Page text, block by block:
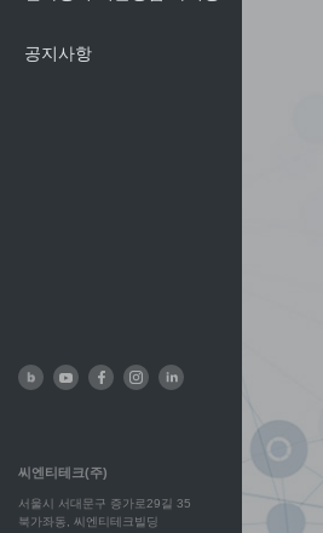
공지사항
씨엔티테크(주)
서울시 서대문구 증가로29길 35
북가좌동, 씨엔티테크빌딩